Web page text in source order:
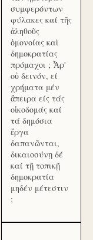
συμφερόντων
φύλακες καί τῆς
ἀληθοῦς
ὁμονοίας καὶ
δημοκρατίας
πρόμαχοι ; Ἆρ'
οὐ δεινόν, εί
χρήματα μέν
ἄπειρα είς τάς
οἰκοδομάς καί
τά δημόσια
ἔργα
δαπανῶνται,
δικαιοσύνῃ δέ
καί τῇ τοπικῇ
δημοκρατία
μηδέν μέτεστιν
;